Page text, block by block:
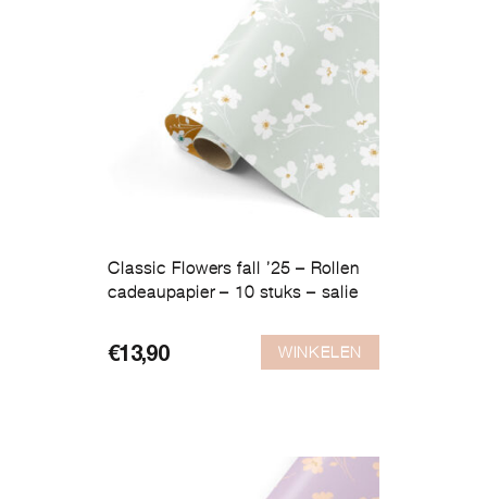
Classic Flowers fall ’25 – Rollen
cadeaupapier – 10 stuks – salie
€13,90 WINKELEN